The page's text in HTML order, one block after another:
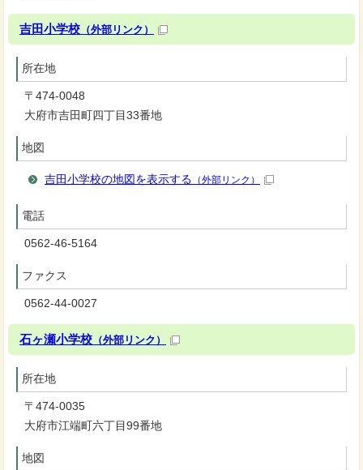
吉田小学校 （外部リンク）
所在地
〒474-0048
大府市吉田町四丁目33番地
地図
吉田小学校の地図を表示する （外部リンク）
電話
0562-46-5164
ファクス
0562-44-0027
石ヶ瀬小学校 （外部リンク）
所在地
〒474-0035
大府市江端町六丁目99番地
地図